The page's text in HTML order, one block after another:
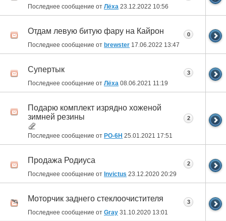
Последнее сообщение от Лёха 23.12.2022 10:56
Отдам левую битую фару на Кайрон
Последнее сообщение от brewster 17.06.2022 13:47
0
Супертык
Последнее сообщение от Лёха 08.06.2021 11:19
3
Подарю комплект изрядно хоженой
зимней резины
Последнее сообщение от РО-6Н 25.01.2021 17:51
2
Продажа Родиуса
Последнее сообщение от Invictus 23.12.2020 20:29
2
Моторчик заднего стеклоочистителя
Последнее сообщение от Gray 31.10.2020 13:01
3